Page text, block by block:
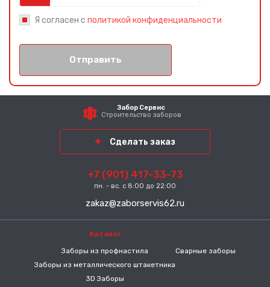
Я согласен с политикой конфиденциальности
Отправить
Забор Сервис
Строительство заборов
Сделать заказ
+7 (901) 417-33-73
пн. - вс. с 8:00 до 22:00
zakaz@zaborservis62.ru
Каталог
Заборы из профнастила
Заборы из металлического штакетника
3D Заборы
Сварные заборы